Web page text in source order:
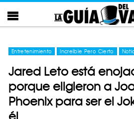
Entretenimiento Increíble Pero Cierto
Jared Leto está
porque eligieron a
Phoenix para ser el